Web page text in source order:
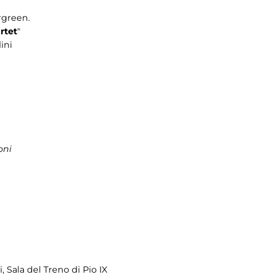
"
, Sala del Treno di Pio IX